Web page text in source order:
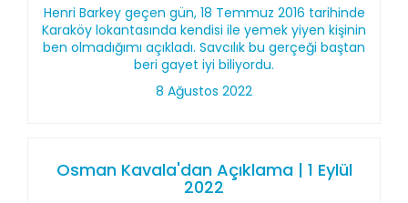
Henri Barkey geçen gün, 18 Temmuz 2016 tarihinde
Karaköy lokantasında kendisi ile yemek yiyen kişinin
ben olmadığımı açıkladı. Savcılık bu gerçeği baştan
beri gayet iyi biliyordu.
8 Ağustos 2022
Osman Kavala'dan Açıklama | 1 Eylül
2022